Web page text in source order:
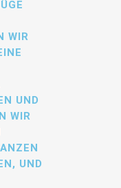
WIR
UND
WIR
UND